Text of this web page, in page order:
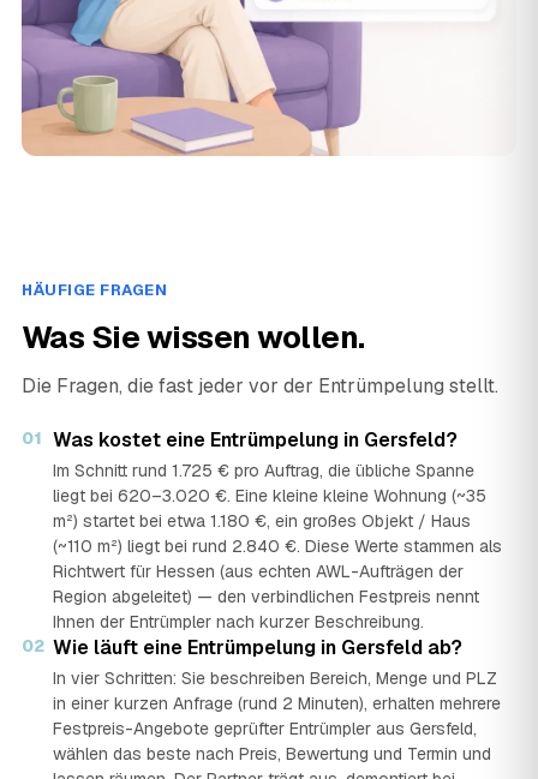
HÄUFIGE FRAGEN
Was Sie wissen wollen.
Die Fragen, die fast jeder vor der Entrümpelung stellt.
01 Was kostet eine Entrümpelung in Gersfeld?
Im Schnitt rund 1.725 € pro Auftrag, die übliche Spanne
liegt bei 620–3.020 €. Eine kleine kleine Wohnung (~35
m²) startet bei etwa 1.180 €, ein großes Objekt / Haus
(~110 m²) liegt bei rund 2.840 €. Diese Werte stammen als
Richtwert für Hessen (aus echten AWL-Aufträgen der
Region abgeleitet) — den verbindlichen Festpreis nennt
Ihnen der Entrümpler nach kurzer Beschreibung.
02 Wie läuft eine Entrümpelung in Gersfeld ab?
In vier Schritten: Sie beschreiben Bereich, Menge und PLZ
in einer kurzen Anfrage (rund 2 Minuten), erhalten mehrere
Festpreis-Angebote geprüfter Entrümpler aus Gersfeld,
wählen das beste nach Preis, Bewertung und Termin und